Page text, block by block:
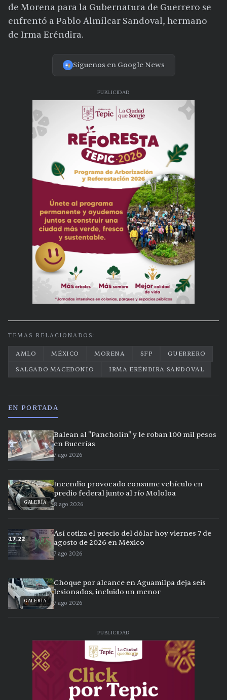
de Morena para la Gubernatura de Guerrero se
enfrentó a Pablo Almílcar Sandoval, hermano
de Irma Eréndira.
Síguenos en Google News
PUBLICIDAD
TEMAS RELACIONADOS:
AMLO MÉXICO MORENA SFP
GUERRERO
SALGADO MACEDONIO
IRMA ERÉNDIRA SANDOVAL
EN PORTADA
Balean al "Pancholín" y le roban 100 mil pesos
en Bucerías
7 ago 2026
GALERÍA
Incendio provocado consume vehículo en
predio federal junto al río Mololoa
8 ago 2026
Así cotiza el precio del dólar hoy viernes 7 de
agosto de 2026 en México
7 ago 2026
GALERÍA
Choque por alcance en Aguamilpa deja seis
lesionados, incluido un menor
7 ago 2026
PUBLICIDAD